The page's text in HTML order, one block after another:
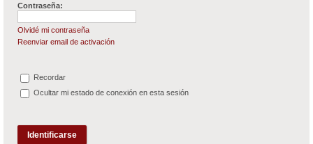
Contraseña:
Olvidé mi contraseña
Reenviar email de activación
Recordar
Ocultar mi estado de conexión en esta sesión